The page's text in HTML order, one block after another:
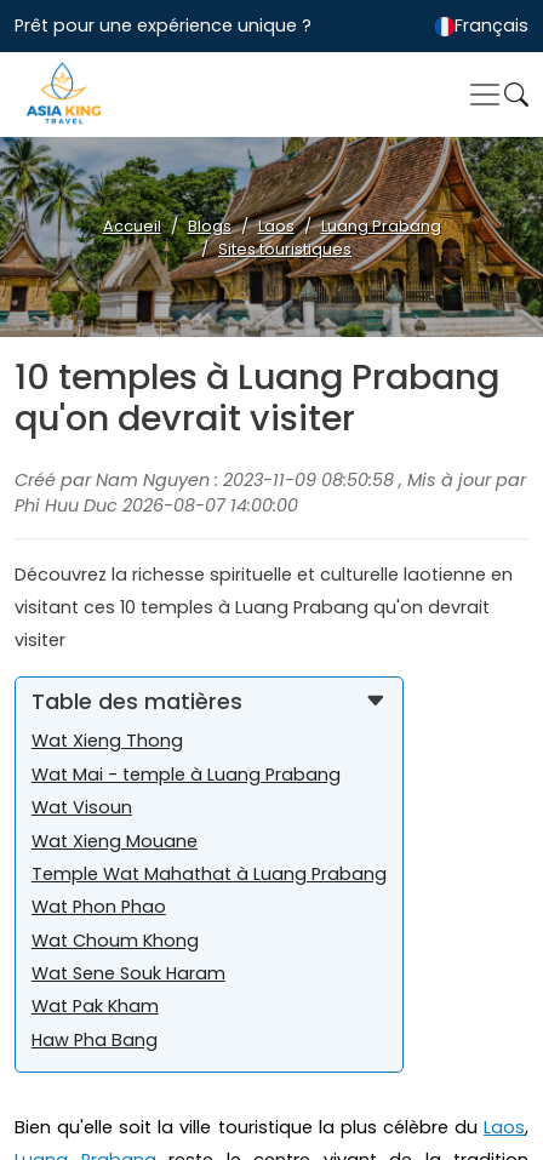
Prêt pour une expérience unique ? Français
Accueil Blogs Laos
Luang Prabang
Sites touristiques
10 temples à Luang Prabang
qu'on devrait visiter
Créé par Nam Nguyen : 2023-11-09 08:50:58 , Mis à jour par
Phi Huu Duc 2026-08-07 14:00:00
Découvrez la richesse spirituelle et culturelle laotienne en
visitant ces 10 temples à Luang Prabang qu'on devrait
visiter
Table des matières
Wat Xieng Thong
Wat Mai - temple à Luang Prabang
Wat Visoun
Wat Xieng Mouane
Temple Wat Mahathat à Luang Prabang
Wat Phon Phao
Wat Choum Khong
Wat Sene Souk Haram
Wat Pak Kham
Haw Pha Bang
Bien qu'elle soit la ville touristique la plus célèbre du Laos,